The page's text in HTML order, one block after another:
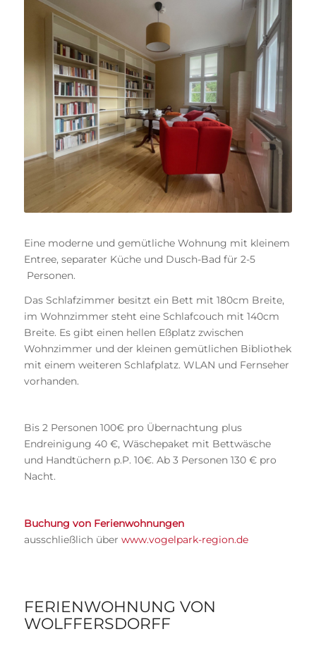
Eine moderne und gemütliche Wohnung mit kleinem
Entree, separater Küche und Dusch-Bad für 2-5
Personen.
Das Schlafzimmer besitzt ein Bett mit 180cm Breite,
im Wohnzimmer steht eine Schlafcouch mit 140cm
Breite. Es gibt einen hellen Eßplatz zwischen
Wohnzimmer und der kleinen gemütlichen Bibliothek
mit einem weiteren Schlafplatz. WLAN und Fernseher
vorhanden.
Bis 2 Personen 100€ pro Übernachtung plus
Endreinigung 40 €, Wäschepaket mit Bettwäsche
und Handtüchern p.P. 10€. Ab 3 Personen 130 € pro
Nacht.
Buchung von Ferienwohnungen
ausschließlich über www.vogelpark-region.de
FERIENWOHNUNG VON
WOLFFERSDORFF